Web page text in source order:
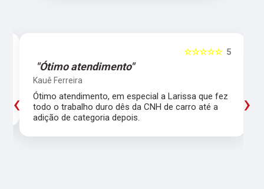
5
☆☆☆☆☆
"Ótimo atendimento"
Kauê Ferreira
Ótimo atendimento, em especial a Larissa que fez
todo o trabalho duro dês da CNH de carro até a
adição de categoria depois.
‹ ›